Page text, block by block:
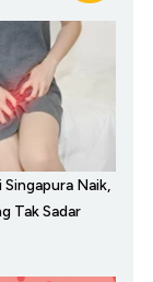
Singapura Naik,
Tak Sadar